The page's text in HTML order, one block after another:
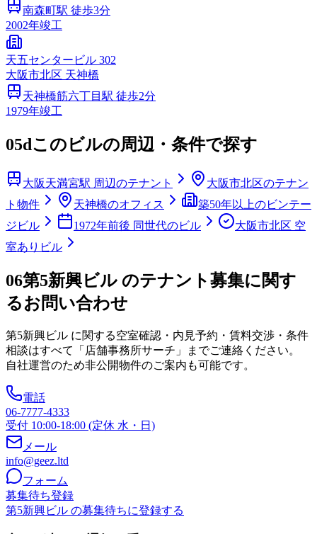
南森町駅 徒歩3分
2002年竣工
天五センタービル 302
大阪市北区 天神橋
天神橋筋六丁目 駅 徒歩2分
1979年竣工
05dこのビルの周辺・条件で探す
大阪天満宮駅 周辺のテナント
大阪市北区のテナン
ト物件
天神橋のオフィス
築50年以上のビンテー
ジビル
1972年前後 同世代のビル
大阪市北区 空
室ありビル
06第5新興ビル のテナント募集に関す
るお問い合わせ
第5新興ビル に関する空室確認・内見予約・賃料交渉・条件
相談はすべて「店舗事務所サーチ」までご連絡ください。
自社運営のため非公開物件のご案内も可能です。
電話
06-7777-4333
受付 10:00-18:00 (定休 水・日)
メール
info@geez.ltd
フォーム
募集待ち登録
第5新興ビル の募集待ちに登録する